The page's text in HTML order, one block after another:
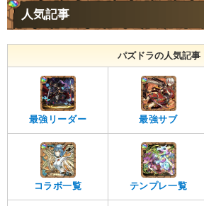
人気記事
パズドラの人気記事
最強リーダー 最強サブ
コラボ一覧 テンプレ一覧